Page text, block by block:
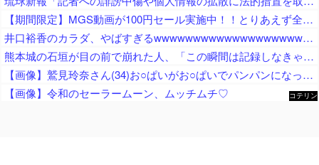
【期間限定】MGS動画が100円セール実施中！！とりあえず全部買うやろｗｗｗｗｗ
井口裕香のカラダ、やばすぎるwwwwwwwwwwwwwwwwwwwww
熊本城の石垣が目の前で崩れた人、「この瞬間は記録しなきゃ」と使命感に駆られて撮影した結果……
【画像】鷲見玲奈さん(34)お○ぱいがお○ぱいでパンパンになってしまうｗ
【画像】令和のセーラームーン、ムッチムチ♡
コテリン